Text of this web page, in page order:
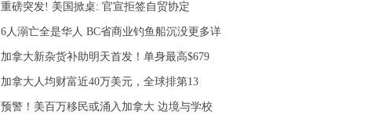
重磅突发! 美国掀桌: 官宣拒签自贸协定
6人溺亡全是华人 BC省商业钓鱼船沉没更多详
加拿大新杂货补助明天首发！单身最高$679
加拿大人均财富近40万美元，全球排第13
预警！美百万移民或涌入加拿大 边境与学校